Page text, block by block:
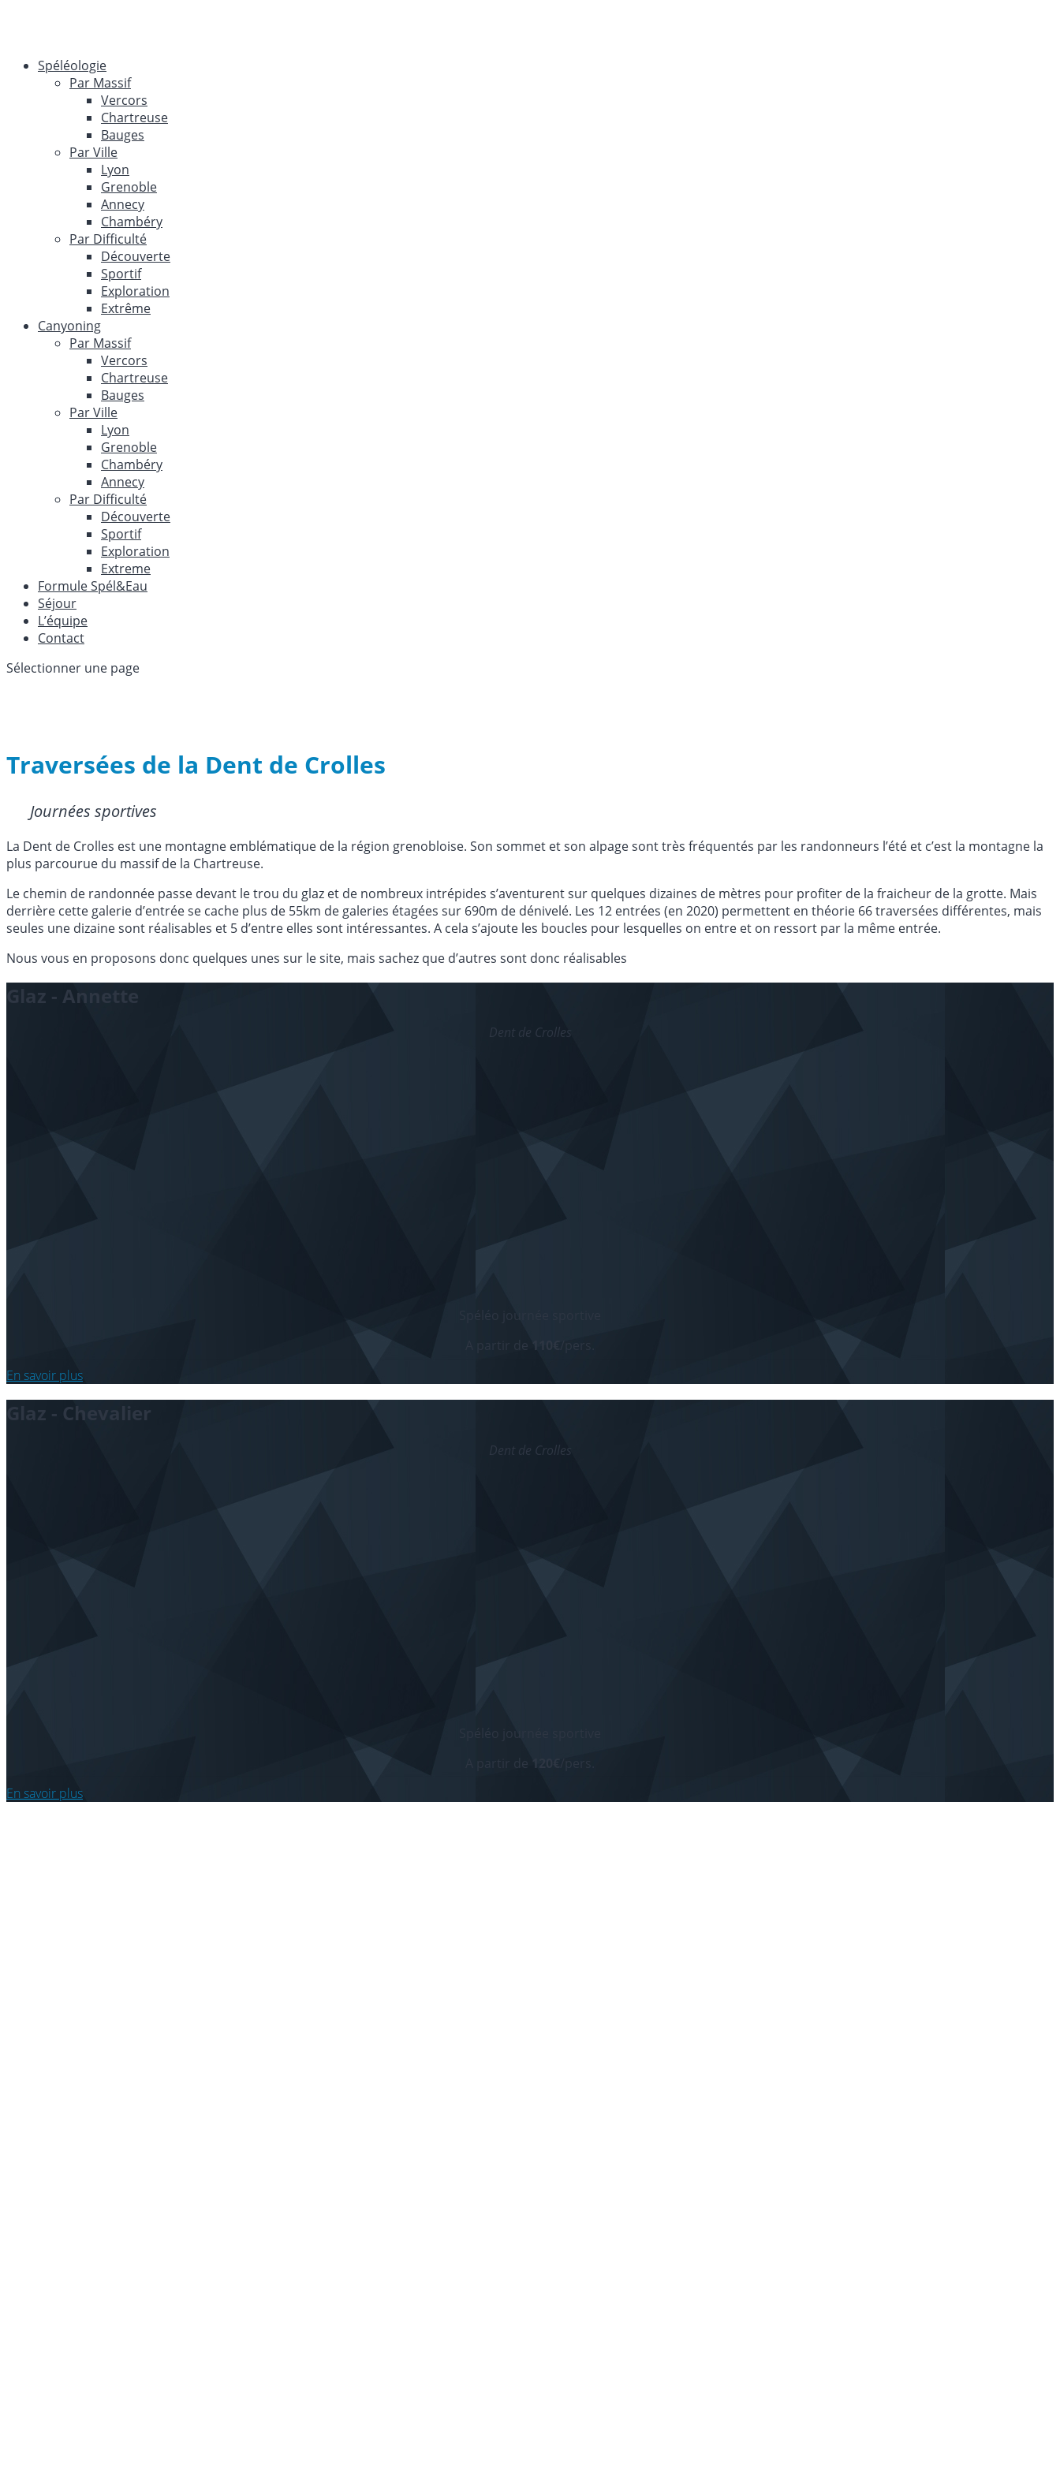
Spéléologie
Par Massif
Vercors
Chartreuse
Bauges
Par Ville
Lyon
Grenoble
Annecy
Chambéry
Par Difficulté
Découverte
Sportif
Exploration
Extrême
Canyoning
Par Massif
Vercors
Chartreuse
Bauges
Par Ville
Lyon
Grenoble
Chambéry
Annecy
Par Difficulté
Découverte
Sportif
Exploration
Extreme
Formule Spél&Eau
Séjour
L’équipe
Contact
Sélectionner une page
Traversées de la Dent de Crolles
Journées sportives
La Dent de Crolles est une montagne emblématique de la région grenobloise. Son sommet et son alpage sont très fréquentés par les randonneurs l’été et c’est la montagne la
plus parcourue du massif de la Chartreuse.
Le chemin de randonnée passe devant le trou du glaz et de nombreux intrépides s’aventurent sur quelques dizaines de mètres pour profiter de la fraicheur de la grotte. Mais
derrière cette galerie d’entrée se cache plus de 55km de galeries étagées sur 690m de dénivelé. Les 12 entrées (en 2020) permettent en théorie 66 traversées différentes, mais
seules une dizaine sont réalisables et 5 d’entre elles sont intéressantes. A cela s’ajoute les boucles pour lesquelles on entre et on ressort par la même entrée.
Nous vous en proposons donc quelques unes sur le site, mais sachez que d’autres sont donc réalisables
Glaz - Annette
Dent de Crolles
A partir de 110€
En savoir plus
Glaz - Chevalier
Dent de Crolles
120€
En savoir plus